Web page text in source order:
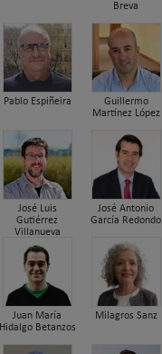
Breva
Pablo Espiñeira
Guillermo
Martínez López
José Luis
Gutiérrez
Villanueva
José Antonio
García Redondo
Juan María
Hidalgo Betanzos
Milagros Sanz